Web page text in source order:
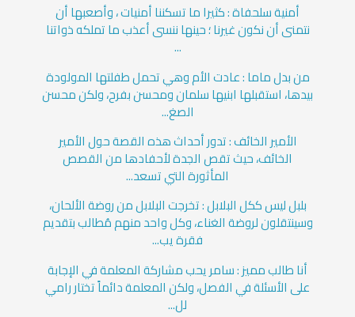
أمنية سلحفاة : كثيرا ما تسكننا أمنيات ، وأصعبها أن
نتمنى أن نكون غيرنا ؛ حينها ننسى أعذب ما تملكه ذواتنا
...
من بدل ماما : عادت الأم وهي تحمل طفلتها المولودة
بيدها، استقبلها ابنيها سلمان ومحسن بفرح، ولكن محسن
الصغ...
الأمير الخائف : تدور أحداث هذه القصة حول الأمير
الخائف، حيث تقص الجدة لأحفادها من القصص
المأثورة التي تسعد...
بلبل ليس ككل البلابل : تخرجت البلابل من روضة الألحان،
وسينتقلون لروضة الغناء، وكل واحد منهم مُطالب بتقديم
فقرة يب...
أنا طالب مميز : سامر يحب مشاركة المعلمة في الإجابة
على الأسئلة في الفصل، ولكن المعلمة دائماً تختار رامي
لل...